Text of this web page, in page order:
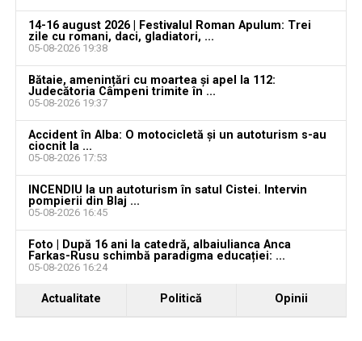
Locuri de muncă în Galda de Jos, disponibile la 4
august 2026. AJOFM Alba a publicat lista posturilor
vacante
Locuri de muncă în Teiuș, disponibile la 4 august
2026. AJOFM Alba a publicat lista posturilor
vacante
Bărbat de 30 de ani din Galda de Jos, reținut după
14-16 august 2026 | Festivalul Roman Apulum: Trei
zile cu romani, daci, gladiatori, ...
05-08-2026 19:38
Bătaie, amenințări cu moartea și apel la 112:
Judecătoria Câmpeni trimite în ...
05-08-2026 19:37
Accident în Alba: O motocicletă și un autoturism s-au
ciocnit la ...
05-08-2026 17:53
INCENDIU la un autoturism în satul Cistei. Intervin
pompierii din Blaj ...
05-08-2026 16:45
Foto | După 16 ani la catedră, albaiulianca Anca
Farkas-Rusu schimbă paradigma educației: ...
05-08-2026 16:24
Actualitate Politică Opinii